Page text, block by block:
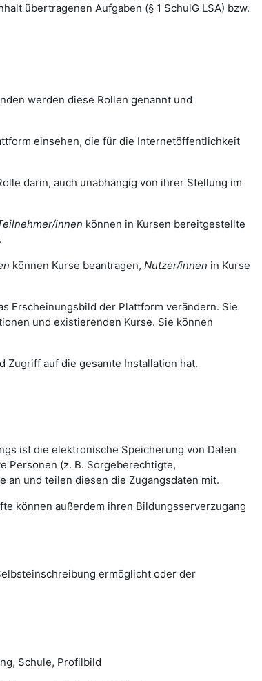
übertragenen Aufgaben (§ 1 SchulG LSA) bzw.
werden diese Rollen genannt und
einsehen, die für die Internetöffentlichkeit
darin, auch unabhängig von ihrer Stellung im
innen können in Kursen bereitgestellte
können Kurse beantragen, Nutzer/innen in Kurse
Erscheinungsbild der Plattform verändern. Sie
und existierenden Kurse. Sie können
auf die gesamte Installation hat.
ist die elektronische Speicherung von Daten
Personen (z. B. Sorgeberechtigte,
an und teilen diesen die Zugangsdaten mit.
können außerdem ihren Bildungsserverzugang
ermöglicht oder der
Schule, Profilbild